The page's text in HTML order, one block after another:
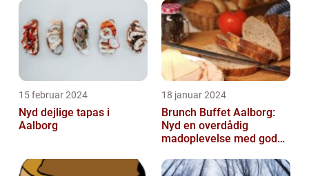
15 februar 2024
Nyd dejlige tapas i
Aalborg
18 januar 2024
Brunch Buffet Aalborg:
Nyd en overdådig
madoplevelse med gode